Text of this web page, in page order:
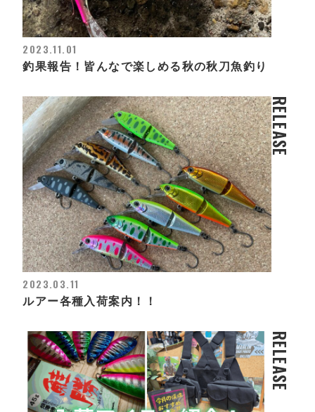
2023.11.01
釣果報告！皆んなで楽しめる秋の秋刀魚釣り
RELEASE
2023.03.11
ルアー各種入荷案内！！
RELEASE